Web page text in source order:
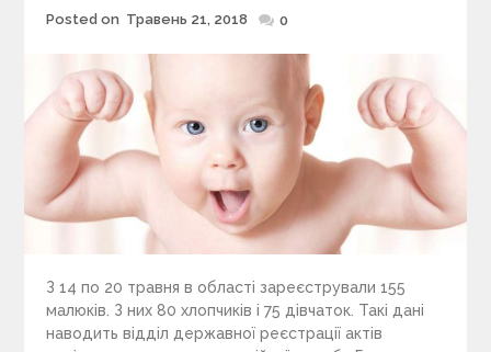
Posted
Posted on Травень 21, 2018 0
З 14 по 20 травня в області зареєстрували 155
малюків. З них 80 хлопчиків і 75 дівчаток. Такі дані
наводить відділ державної реєстрації актів